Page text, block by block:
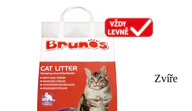
Zvíře